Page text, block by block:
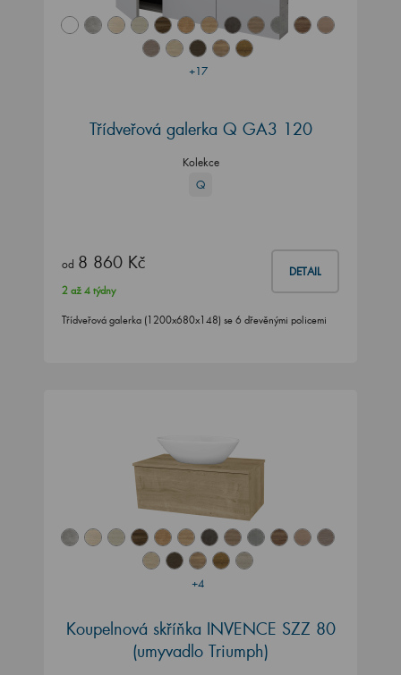
+17
Třídveřová galerka Q GA3 120
Kolekce
Q
od 8 860 Kč DETAIL
2 až 4 týdny
Třídveřová galerka (1200x680x148) se 6 dřevěnými policemi
+4
Koupelnová skříňka INVENCE SZZ 80
(umyvadlo Triumph)